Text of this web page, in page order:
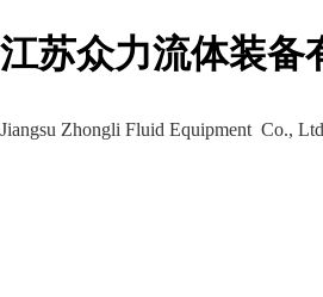
江苏众力流体装备
Jiangsu Zhongli Fluid Equipment Co., Ltd